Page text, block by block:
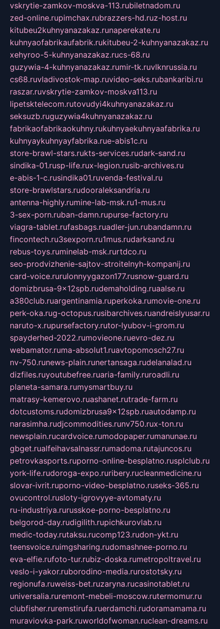
vskrytie-zamkov-moskva-113.rubiletnadom.ru
zed-online.rupimchax.rubrazzers-hd.ruz-host.ru
kitubeu2kuhnyanazakaz.runaperekate.ru
kuhnyaofabrikaufabrik.rukitubeu-2-kuhnyanazakaz.ru
xehyroo-5-kuhnyanazakaz.rucs-68.ru
guzywia-4-kuhnyanazakaz.rumir-tk.ruvlknrussia.ru
cs68.ruvladivostok-map.ruvideo-seks.rubankaribi.ru
raszar.ruvskrytie-zamkov-moskva113.ru
lipetsktelecom.rutovudyi4kuhnyanazakaz.ru
seksuzb.ruguzywia4kuhnyanazakaz.ru
fabrikaofabrikaokuhny.rukuhnyaekuhnyaafabrika.ru
kuhnyaykuhnyayfabrika.rue-abis1c.ru
store-brawl-stars.rukts-services.rudark-sand.ru
sindika-01.rusp-life.rux-legion.rusib-archives.ru
e-abis-1-c.rusindika01.ruvenda-festival.ru
store-brawlstars.rudooraleksandria.ru
antenna-highly.rumine-lab-msk.ru1-mus.ru
3-sex-porn.ruban-damn.rupurse-factory.ru
viagra-tablet.rufasbags.ruadler-jun.rubandamn.ru
fincontech.ru3sexporn.ru1mus.rudarksand.ru
rebus-toys.ruminelab-msk.rurtdco.ru
seo-prodvizhenie-sajtov-stroitelnyh-kompanij.ru
card-voice.rurulonnyygazon177.rusnow-guard.ru
domizbrusa-9x12spb.rudemaholding.ruaalse.ru
a380club.ruargentinamia.ruperkoka.rumovie-one.ru
perk-oka.rug-octopus.rusibarchives.ruandreislyusar.ru
naruto-x.rupursefactory.rutor-lyubov-i-grom.ru
spayderhed-2022.rumovieone.ruevro-dez.ru
webamator.ruma-absolut1.ruavtopomosch27.ru
nv-750.runews-plain.runertansaga.rudelanalad.ru
dizfiles.ruyoutubefree.ruaria-family.ruroadli.ru
planeta-samara.rumysmartbuy.ru
matrasy-kemerovo.ruashanet.rutrade-farm.ru
dotcustoms.rudomizbrusa9x12spb.ruautodamp.ru
narasimha.rudjcommodities.runv750.rux-ton.ru
newsplain.rucardvoice.rumodopaper.rumanunae.ru
gbget.rualfeihavsalnassr.rumadoma.rutajuncos.ru
petrovkasports.ruporno-online-besplatno.rusplclub.ru
york-life.rudoroga-expo.ruribery.rucleanmedicine.ru
slovar-ivrit.ruporno-video-besplatno.ruseks-365.ru
ovucontrol.rusloty-igrovyye-avtomaty.ru
ru-industriya.rurusskoe-porno-besplatno.ru
belgorod-day.rudigilith.rupichkurovlab.ru
medic-today.rutaksu.rucomp123.rudon-ykt.ru
teensvoice.ruimgsharing.rudomashnee-porno.ru
eva-elfie.rufoto-tur.rubiz-doska.rumetropoltravel.ru
veslo-i-yakor.ruborodino-media.rurostotsky.ru
regionufa.ruweiss-bet.ruzaryna.rucasinotablet.ru
universalia.ruremont-mebeli-moscow.rutermomur.ru
clubfisher.ruremstirufa.ruerdamchi.rudoramamama.ru
muraviovka-park.ruworldofwoman.ruclean-dreams.ru